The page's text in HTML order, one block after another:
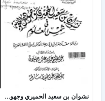
نشوان بن سعيد الحميري وجهوده اللغوية في شمس العلوم